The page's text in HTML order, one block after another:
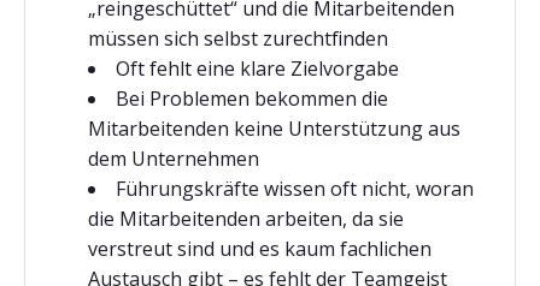
„reingeschüttet“ und die Mitarbeitenden
müssen sich selbst zurechtfinden
Oft fehlt eine klare Zielvorgabe
Bei Problemen bekommen die
Mitarbeitenden keine Unterstützung aus
dem Unternehmen
Führungskräfte wissen oft nicht, woran
die Mitarbeitenden arbeiten, da sie
verstreut sind und es kaum fachlichen
Austausch gibt – es fehlt der Teamgeist